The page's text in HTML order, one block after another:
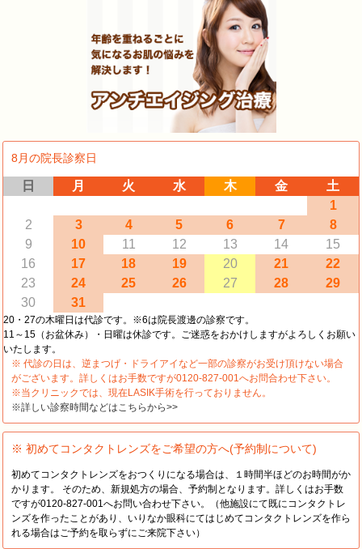
8月の院長診察日
日 月 火 水 木 金
土
1
2
3 4 5 6 7
8
9
10 11 12 13 14
15
16
17 18 19 20 21
22
23
24 25 26 27 28
29
30
31
20・27の木曜日は代診です。※6は院長渡邊の診察です。
11～15（お盆休み）・日曜は休診です。ご迷惑をおかけしますがよろしくお願い
いたします。
※ 代診の日は、逆まつげ・ドライアイなど一部の診察がお受け頂けない場合
がございます。詳しくはお手数ですが0120-827-001へお問合わせ下さい。
※当クリニックでは、現在LASIK手術を行っておりません。
※詳しい診察時間などはこちらから>>
※ 初めてコンタクトレンズをご希望の方へ(予約制について)
初めてコンタクトレンズをおつくりになる場合は、１時間半ほどのお時間がか
かります。 そのため、新規処方の場合、予約制となります。詳しくはお手数
ですが0120-827-001へお問い合わせ下さい。（他施設にて既にコンタクトレ
ンズを作ったことがあり、いりなか眼科にてはじめてコンタクトレンズを作ら
れる場合はご予約を取らずにご来院下さい）